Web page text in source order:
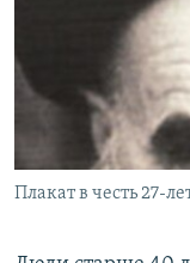
Плакат в честь 27-